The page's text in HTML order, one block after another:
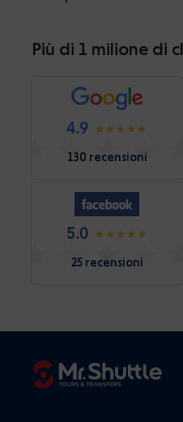
Più di 1 milione di
4.9
130 recensioni
5.0
25 recensioni